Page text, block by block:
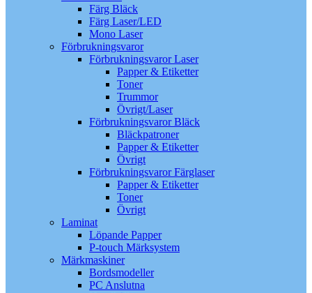
Färg Bläck
Färg Laser/LED
Mono Laser
Förbrukningsvaror
Förbrukningsvaror Laser
Papper & Etiketter
Toner
Trummor
Övrigt/Laser
Förbrukningsvaror Bläck
Bläckpatroner
Papper & Etiketter
Övrigt
Förbrukningsvaror Färglaser
Papper & Etiketter
Toner
Övrigt
Laminat
Löpande Papper
P-touch Märksystem
Märkmaskiner
Bordsmodeller
PC Anslutna